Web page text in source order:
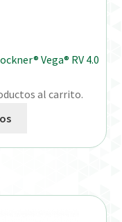
Vega® RV 4.0
al carrito.